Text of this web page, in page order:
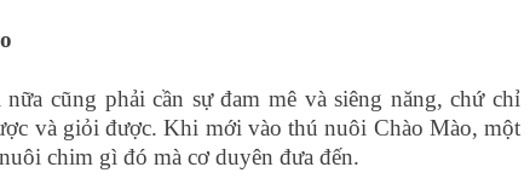
cũng phải cần sự đam mê và siêng năng, chứ chỉ
và giỏi được. Khi mới vào thú nuôi Chào Mào, một
chim gì đó mà cơ duyên đưa đến.